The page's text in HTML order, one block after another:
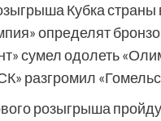
Кубка
определят
сумел одолеть
разгромил
розыгрыша